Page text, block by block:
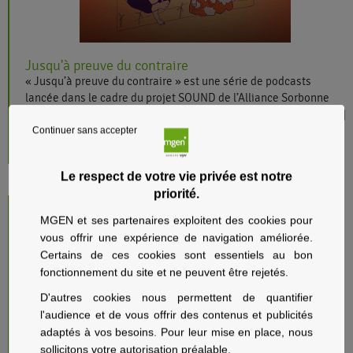
Le respect de votre vie privée est notre
priorité.
MGEN et ses partenaires exploitent des cookies pour
vous offrir une expérience de navigation améliorée.
Certains de ces cookies sont essentiels au bon
fonctionnement du site et ne peuvent être rejetés.
D'autres cookies nous permettent de quantifier
l'audience et de vous offrir des contenus et publicités
adaptés à vos besoins. Pour leur mise en place, nous
sollicitons votre autorisation préalable.
Continuer sans accepter
Jusqu'à preuve du contraire
« Jusqu’à preuve du contraire » est une série de podcasts
lancée dans le cadre du projet SOUND de l’Alliance Sorbonne
et par l’Union européenne « NextGenerationEU ».
Ces podcasts, élaborés par l'Alliance Sorbonne Université en
le plus grand nombre, de manière percutante et accessible, sur
des grandes thématiques de débat public.
Les thématiques abordées dans le cadre de ces podcasts
correspondent complètement aux engagements MGEN. Nous
vous proposons d’écouter les trois premiers épisodes dont il
existe également une version à destination des jeunes publics
(7-11 ans) :
1. Eau en bouteille, le goût du risque ?
2. Comment l’Histoire a effacé les femmes ?
3. Plastique et alimentation : un péril dans nos assiettes ?
MGEN et le Comité départemental de Paris remercient